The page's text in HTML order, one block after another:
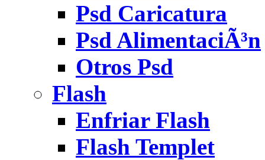
Psd Caricatura
Psd AlimentaciÃ³n
Otros Psd
Flash
Enfriar Flash
Flash Templet